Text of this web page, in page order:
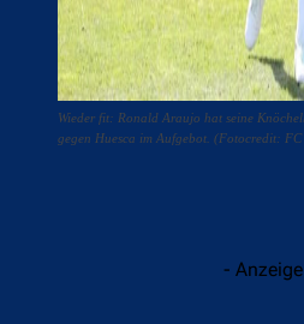
Wieder fit: Ronald Araujo hat seine
gegen Huesca im Aufgebot. (Fotocredit:
-